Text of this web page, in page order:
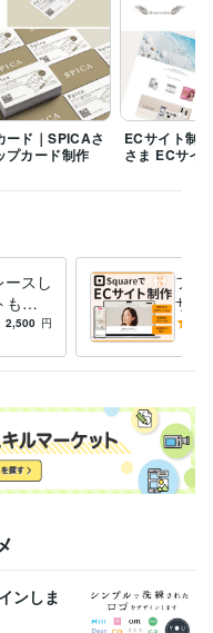
MOS） 取得年 : 2018年
ッドシート:2年
年
ード｜SPICAさ
プカード制作
ECサイト制
さま ECサイ
スし
もお
にも
2,500 円
フリ
サイ
スタ
ンしま